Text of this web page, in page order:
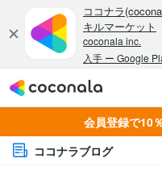
会員登録で10
ココナラブログ